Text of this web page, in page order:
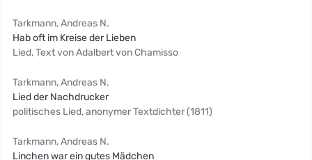
Tarkmann, Andreas N.
Hab oft im Kreise der Lieben
Lied, Text von Adalbert von Chamisso
Tarkmann, Andreas N.
Lied der Nachdrucker
politisches Lied, anonymer Textdichter (1811)
Tarkmann, Andreas N.
Linchen war ein gutes Mädchen